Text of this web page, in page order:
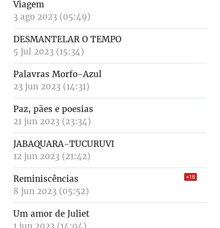
Viagem
3 ago 2023 (05:49)
DESMANTELAR O TEMPO
5 jul 2023 (15:34)
Palavras Morfo-Azul
23 jun 2023 (14:31)
Paz, pães e poesias
21 jun 2023 (23:34)
JABAQUARA-TUCURUVI
12 jun 2023 (21:42)
Reminiscências +18
8 jun 2023 (05:52)
Um amor de Juliet